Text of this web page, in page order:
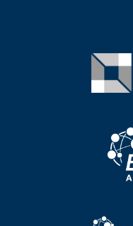
Image
Image